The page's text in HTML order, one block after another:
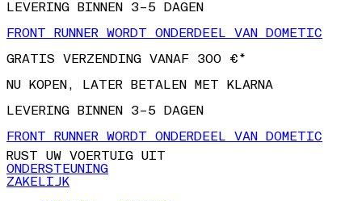
LEVERING BINNEN 3–5 DAGEN
FRONT RUNNER WORDT ONDERDEEL VAN DOMETIC
GRATIS VERZENDING VANAF 300 €*
NU KOPEN, LATER BETALEN MET KLARNA
LEVERING BINNEN 3–5 DAGEN
FRONT RUNNER WORDT ONDERDEEL VAN DOMETIC
RUST UW VOERTUIG UIT
ONDERSTEUNING
ZAKELIJK